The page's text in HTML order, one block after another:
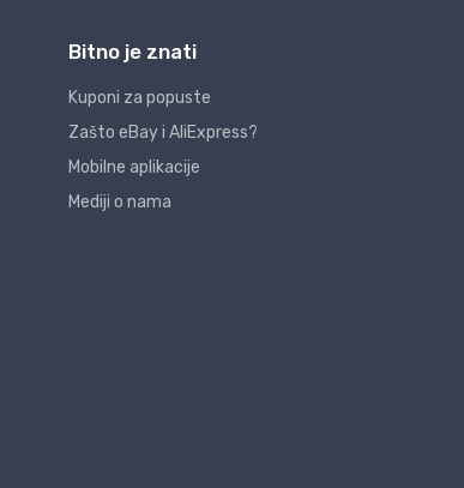
Bitno je znati
Kuponi za popuste
Zašto eBay i AliExpress?
Mobilne aplikacije
Mediji o nama